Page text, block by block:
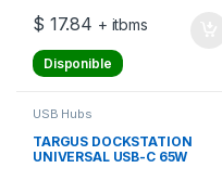
$ 17.84 + itbms
Disponible
USB Hubs
TARGUS DOCKSTATION
UNIVERSAL USB-C 65W